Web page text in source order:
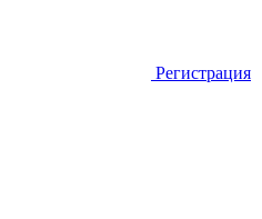
Регистрация